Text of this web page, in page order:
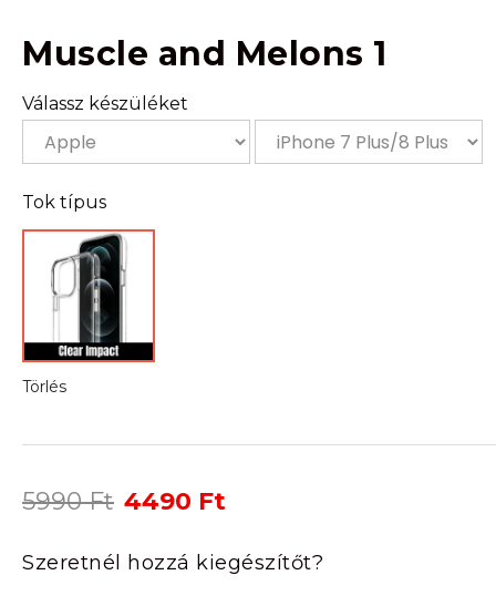
Muscle and Melons 1
Válassz készüléket
Tok típus
Törlés
5990Ft Original
was:
5990 Ft.
4490 Ft
is:
4490 Ft.
Szeretnél hozzá kiegészítőt?